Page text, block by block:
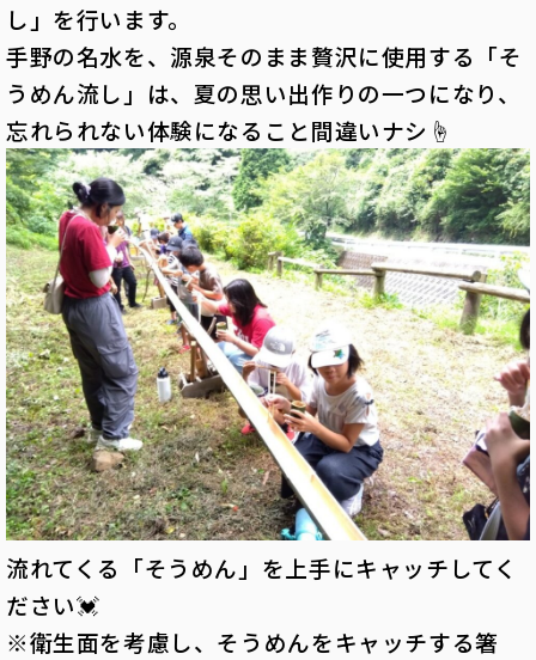
し」を行います。
手野の名水を、源泉そのまま贅沢に使用する「そ
うめん流し」は、夏の思い出作りの一つになり、
忘れられない体験になること間違いナシ☝
流れてくる「そうめん」を上手にキャッチしてく
ださい💓
※衛生面を考慮し、そうめんをキャッチする箸